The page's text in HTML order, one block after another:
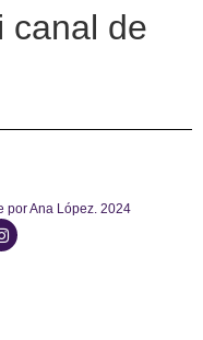
canal de
por Ana López. 2024